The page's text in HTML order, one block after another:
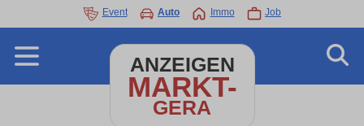
Event Auto Immo Job
ANZEIGEN
MARKT-
GERA